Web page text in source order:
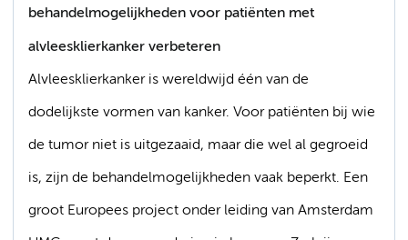
behandelmogelijkheden voor patiënten met
alvleesklierkanker verbeteren
Alvleesklierkanker is wereldwijd één van de
dodelijkste vormen van kanker. Voor patiënten bij wie
de tumor niet is uitgezaaid, maar die wel al gegroeid
is, zijn de behandelmogelijkheden vaak beperkt. Een
groot Europees project onder leiding van Amsterdam